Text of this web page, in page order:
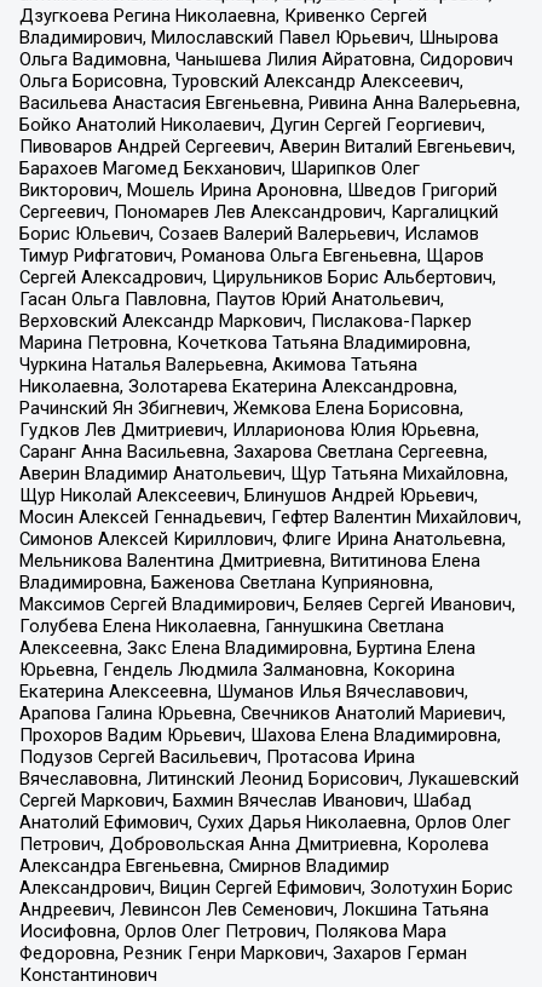
Дзугкоева Регина Николаевна, Кривенко Сергей
Владимирович, Милославский Павел Юрьевич, Шнырова
Ольга Вадимовна, Чанышева Лилия Айратовна, Сидорович
Ольга Борисовна, Туровский Александр Алексеевич,
Васильева Анастасия Евгеньевна, Ривина Анна Валерьевна,
Бойко Анатолий Николаевич, Дугин Сергей Георгиевич,
Пивоваров Андрей Сергеевич, Аверин Виталий Евгеньевич,
Барахоев Магомед Бекханович, Шарипков Олег
Викторович, Мошель Ирина Ароновна, Шведов Григорий
Сергеевич, Пономарев Лев Александрович, Каргалицкий
Борис Юльевич, Созаев Валерий Валерьевич, Исламов
Тимур Рифгатович, Романова Ольга Евгеньевна, Щаров
Сергей Алексадрович, Цирульников Борис Альбертович,
Гасан Ольга Павловна, Паутов Юрий Анатольевич,
Верховский Александр Маркович, Пислакова-Паркер
Марина Петровна, Кочеткова Татьяна Владимировна,
Чуркина Наталья Валерьевна, Акимова Татьяна
Николаевна, Золотарева Екатерина Александровна,
Рачинский Ян Збигневич, Жемкова Елена Борисовна,
Гудков Лев Дмитриевич, Илларионова Юлия Юрьевна,
Саранг Анна Васильевна, Захарова Светлана Сергеевна,
Аверин Владимир Анатольевич, Щур Татьяна Михайловна,
Щур Николай Алексеевич, Блинушов Андрей Юрьевич,
Мосин Алексей Геннадьевич, Гефтер Валентин Михайлович,
Симонов Алексей Кириллович, Флиге Ирина Анатольевна,
Мельникова Валентина Дмитриевна, Вититинова Елена
Владимировна, Баженова Светлана Куприяновна,
Максимов Сергей Владимирович, Беляев Сергей Иванович,
Голубева Елена Николаевна, Ганнушкина Светлана
Алексеевна, Закс Елена Владимировна, Буртина Елена
Юрьевна, Гендель Людмила Залмановна, Кокорина
Екатерина Алексеевна, Шуманов Илья Вячеславович,
Арапова Галина Юрьевна, Свечников Анатолий Мариевич,
Прохоров Вадим Юрьевич, Шахова Елена Владимировна,
Подузов Сергей Васильевич, Протасова Ирина
Вячеславовна, Литинский Леонид Борисович, Лукашевский
Сергей Маркович, Бахмин Вячеслав Иванович, Шабад
Анатолий Ефимович, Сухих Дарья Николаевна, Орлов Олег
Петрович, Добровольская Анна Дмитриевна, Королева
Александра Евгеньевна, Смирнов Владимир
Александрович, Вицин Сергей Ефимович, Золотухин Борис
Андреевич, Левинсон Лев Семенович, Локшина Татьяна
Иосифовна, Орлов Олег Петрович, Полякова Мара
Федоровна, Резник Генри Маркович, Захаров Герман
Константинович